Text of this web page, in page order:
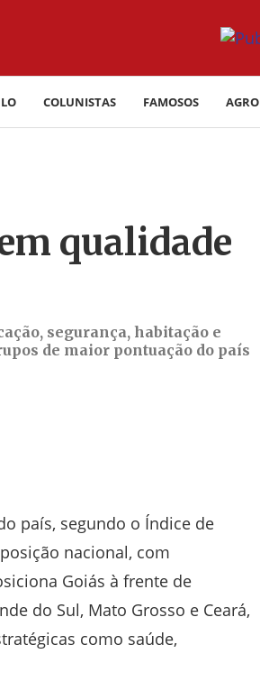
COLUNISTAS FAMOSOS AGRO
qualidade
segurança, habitação e
de maior pontuação do país
país, segundo o Índice de
nacional, com
Goiás à frente de
do Sul, Mato Grosso e Ceará,
como saúde,